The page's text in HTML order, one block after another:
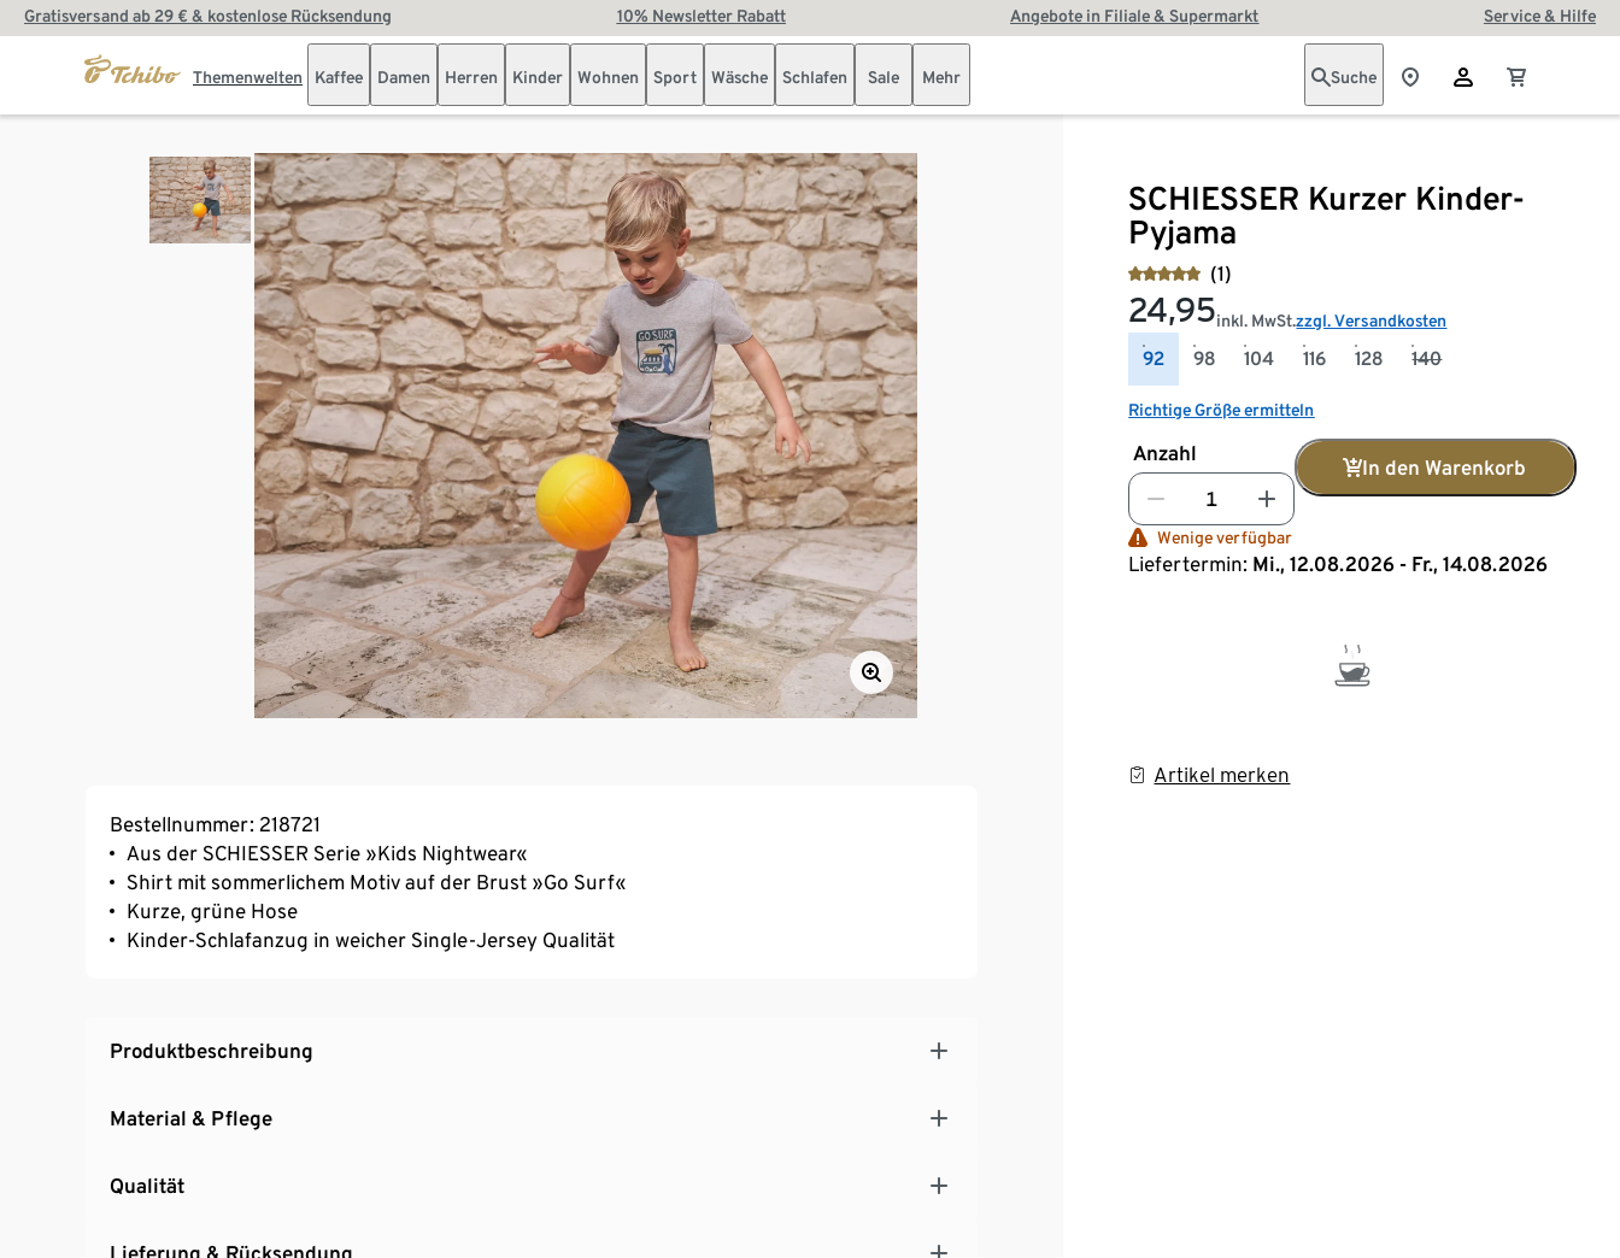
Gratisversand ab 29 € & kostenlose Rücksendung 10% Newsletter Rabatt Angebote in Filiale & Supermarkt Service & Hilfe
Themenwelten Kaffee Damen Herren Kinder Wohnen Sport Wäsche Schlafen Sale Mehr Suche
SCHIESSER Kurzer Kinder-
Pyjama
(1)
24,95inkl. MwSt.zzgl. Versandkosten
92 98 104 116 128 140
Richtige Größe ermitteln
Anzahl
In den Warenkorb
Wenige verfügbar
Liefertermin: Mi., 12.08.2026 - Fr., 14.08.2026
Artikel merken
Bestellnummer: 218721
Aus der SCHIESSER Serie »Kids Nightwear«
Shirt mit sommerlichem Motiv auf der Brust »Go Surf«
Kurze, grüne Hose
Kinder-Schlafanzug in weicher Single-Jersey Qualität
Produktbeschreibung
Material & Pflege
Qualität
Lieferung & Rücksendung